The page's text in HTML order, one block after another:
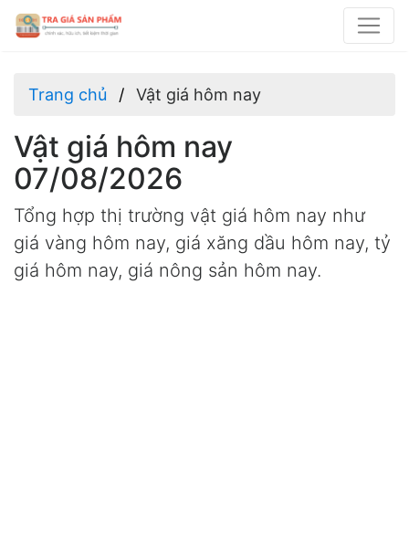
Trang chủ Vật giá hôm nay
Vật giá hôm nay
07/08/2026
Tổng hợp thị trường vật giá hôm nay như
giá vàng hôm nay, giá xăng dầu hôm nay, tỷ
giá hôm nay, giá nông sản hôm nay.